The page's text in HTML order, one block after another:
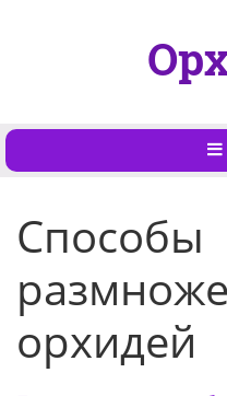
Способы
орхидей